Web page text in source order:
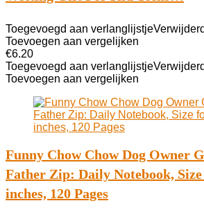
Toegevoegd aan verlanglijstje
Toevoegen aan vergelijken
€6.20
Toegevoegd aan verlanglijstje
Toevoegen aan vergelijken
Funny Chow Chow Dog Owner
Father Zip: Daily Notebook,
inches, 120 Pages